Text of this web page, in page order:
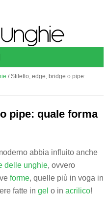
/Stiletto, edge, bridge o pipe:
pipe: quale forma
abbia influito anche
delle unghie, ovvero
forme, quelle più in voga in
fatte in gel o in acrilico!